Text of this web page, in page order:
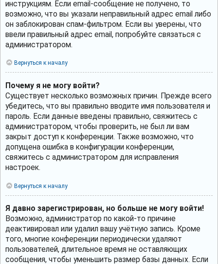
инструкциям. Если email-сообщение не получено, то
возможно, что вы указали неправильный адрес email либо
он заблокирован спам-фильтром. Если вы уверены, что
ввели правильный адрес email, попробуйте связаться с
администратором.
Вернуться к началу
Почему я не могу войти?
Существует несколько возможных причин. Прежде всего
убедитесь, что вы правильно вводите имя пользователя и
пароль. Если данные введены правильно, свяжитесь с
администратором, чтобы проверить, не был ли вам
закрыт доступ к конференции. Также возможно, что
допущена ошибка в конфигурации конференции,
свяжитесь с администратором для исправления
настроек.
Вернуться к началу
Я давно зарегистрирован, но больше не могу войти!
Возможно, администратор по какой-то причине
деактивировал или удалил вашу учётную запись. Кроме
того, многие конференции периодически удаляют
пользователей, длительное время не оставляющих
сообщения, чтобы уменьшить размер базы данных. Если